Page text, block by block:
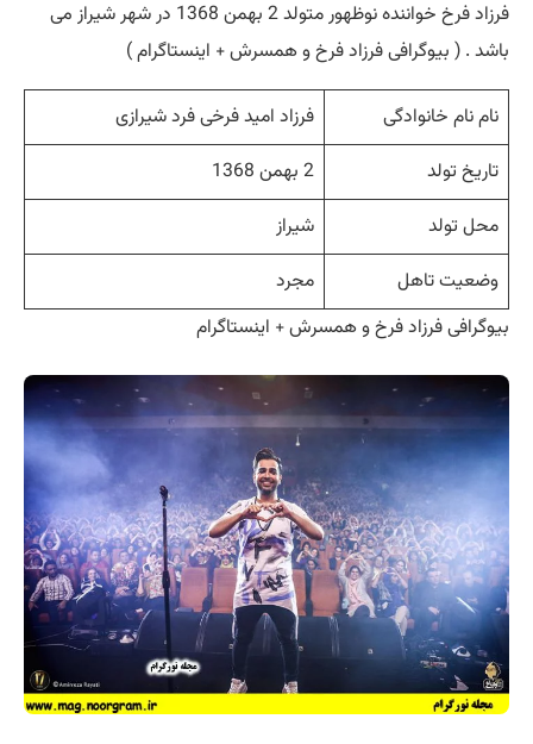
فرزاد فرخ خواننده نوظهور متولد 2 بهمن 1368 در شهر شیراز می
فرزاد فرخ و همسرش + اینستاگرام )
خانوادگی
فرزاد امید فرخی فرد شیرازی
تاهل
فرزاد فرخ و همسرش + اینستاگرام